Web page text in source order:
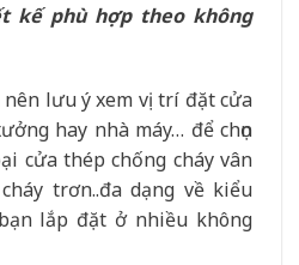
kế phù hợp theo không
nên lưu ý xem vị trí đặt cửa
hay nhà máy… để chọn
cửa thép chống cháy vân
trơn..đa dạng về kiểu
lắp đặt ở nhiều không